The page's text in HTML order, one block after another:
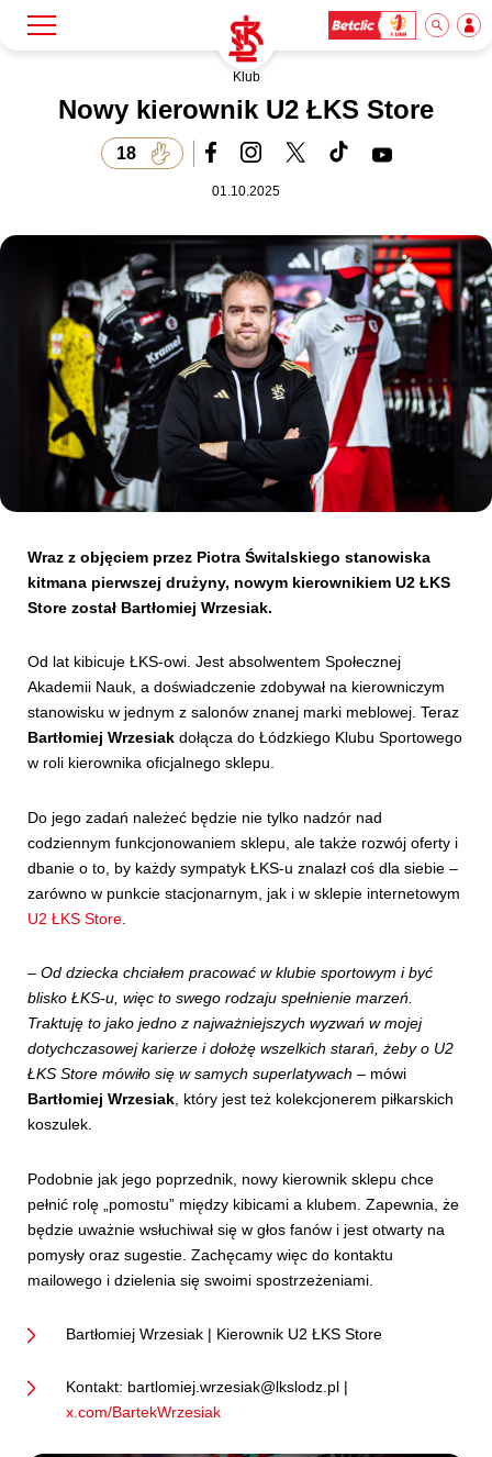
Klub
Akademia
Biznes
Dla mediów
Kibice
Klub
Nowy kierownik U2 ŁKS Store
18
01.10.2025
Wraz z objęciem przez Piotra Świtalskiego stanowiska
kitmana pierwszej drużyny, nowym kierownikiem U2 ŁKS
Store został Bartłomiej Wrzesiak.
Od lat kibicuje ŁKS-owi. Jest absolwentem Społecznej
Akademii Nauk, a doświadczenie zdobywał na kierowniczym
stanowisku w jednym z salonów znanej marki meblowej. Teraz
Bartłomiej Wrzesiak dołącza do Łódzkiego Klubu Sportowego
w roli kierownika oficjalnego sklepu.
Do jego zadań należeć będzie nie tylko nadzór nad
codziennym funkcjonowaniem sklepu, ale także rozwój oferty i
dbanie o to, by każdy sympatyk ŁKS-u znalazł coś dla siebie –
zarówno w punkcie stacjonarnym, jak i w sklepie internetowym
U2 ŁKS Store
– Od dziecka chciałem pracować w klubie sportowym i być
blisko ŁKS-u, więc to swego rodzaju spełnienie marzeń.
Traktuję to jako jedno z najważniejszych wyzwań w mojej
dotychczasowej karierze i dołożę wszelkich starań, żeby o U2
ŁKS Store mówiło się w samych superlatywach – mówi
Bartłomiej Wrzesiak , który jest też kolekcjonerem piłkarskich
koszulek.
Podobnie jak jego poprzednik, nowy kierownik sklepu chce
pełnić rolę „pomostu” między kibicami a klubem. Zapewnia, że
będzie uważnie wsłuchiwał się w głos fanów i jest otwarty na
pomysły oraz sugestie. Zachęcamy więc do kontaktu
mailowego i dzielenia się swoimi spostrzeżeniami.
Bartłomiej Wrzesiak | Kierownik U2 ŁKS Store
Kontakt: bartlomiej.wrzesiak@lkslodz.pl |
x.com/BartekWrzesiak